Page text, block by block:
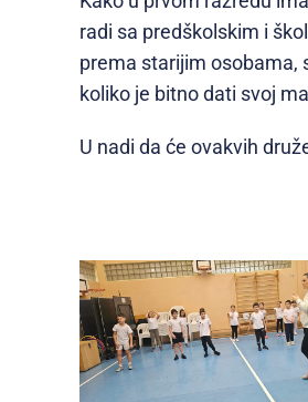
radi sa predškolskim i
prema starijim osobama,
koliko je bitno dati svoj
U nadi da će ovakvih